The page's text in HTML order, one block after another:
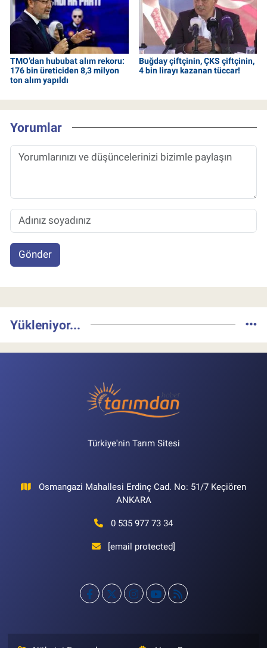
TMO’dan hububat alım rekoru:
176 bin üreticiden 8,3 milyon
ton alım yapıldı
Buğday çiftçinin, ÇKS çiftçinin,
4 bin lirayı kazanan tüccar!
Yorumlar
Gönder
Yükleniyor...
Türkiye'nin Tarım Sitesi
Osmangazi Mahallesi Erdinç Cad. No: 51/7 Keçiören
ANKARA
0 535 977 73 34
[email protected]